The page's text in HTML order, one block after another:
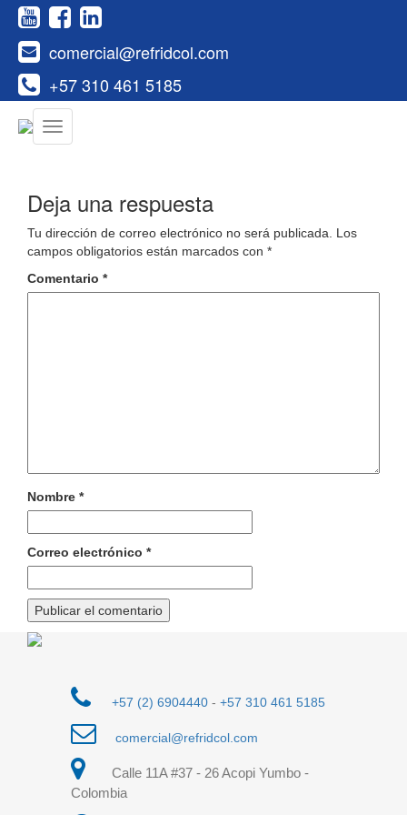
+57 310 461 5185
comercial@refridcol.com
Deja una respuesta
Tu dirección de correo electrónico no será publicada.
Los
campos obligatorios están marcados con *
Comentario *
Nombre *
Correo electrónico *
+57 (2) 6904440- +57 310 461 5185
comercial@refridcol.com
Calle 11A #37 - 26 Acopi Yumbo -
Colombia